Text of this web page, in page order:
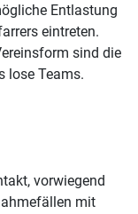
Entlastung
eintreten.
sind die
lose Teams.
vorwiegend
mit